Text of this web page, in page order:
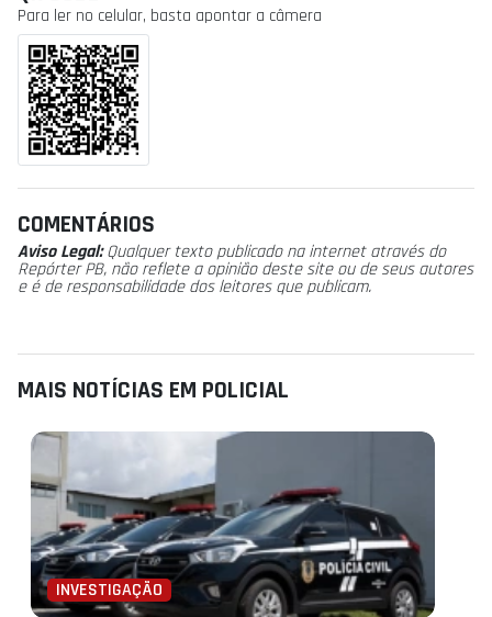
Para ler no celular, basta apontar a câmera
COMENTÁRIOS
Aviso Legal:Qualquer texto publicado na internet através do
Repórter PB, não reflete a opinião deste site ou de seus autores
e é de responsabilidade dos leitores que publicam.
MAIS NOTÍCIAS EM POLICIAL
INVESTIGAÇÃO